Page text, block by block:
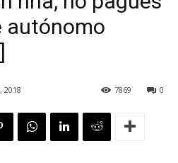
autónomo
2018 0
7869